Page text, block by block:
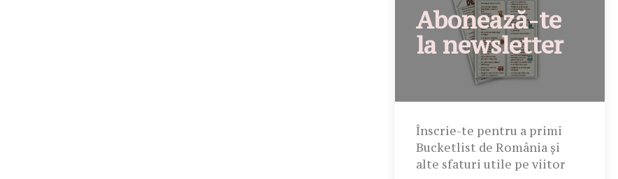
Abonează-te
la newsletter
Înscrie-te pentru a primi
Bucketlist de România și
alte sfaturi utile pe viitor